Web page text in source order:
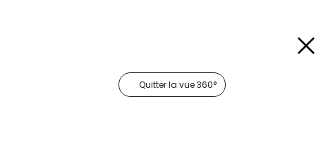
Quitter la vue 360°